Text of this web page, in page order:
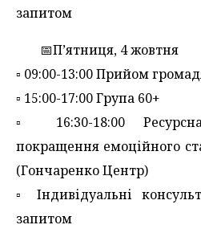
запитом
📅П’ятниця, 4 жовтня
▫️ 09:00-13:00 Прийом
▫️ 15:00-17:00 Група 60+
▫️ 16:30-18:00
покращення емоційного
(Гончаренко Центр)
▫️ Індивідуальні
запитом